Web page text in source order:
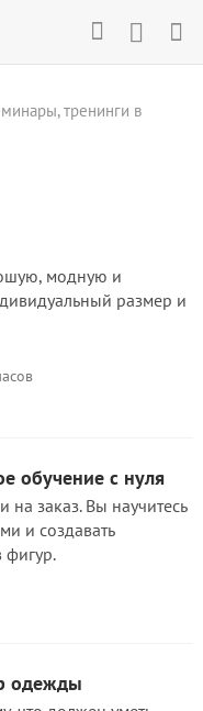
тренинги в
модную и
размер и
обучение с нуля
на заказ. Вы научитесь
и создавать
фигур.
одежды